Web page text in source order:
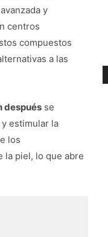
y
centros
compuestos
a las
después se
estimular la
los
la piel, lo que abre